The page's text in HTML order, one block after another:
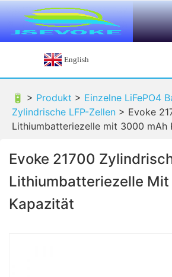
English
🔋 > Produkt > Einzelne LiFePO4
Zylindrische LFP-Zellen > Evoke
Lithiumbatteriezelle mit 3000 mAh
Evoke 21700
Lithiumbatteriezelle
Kapazität